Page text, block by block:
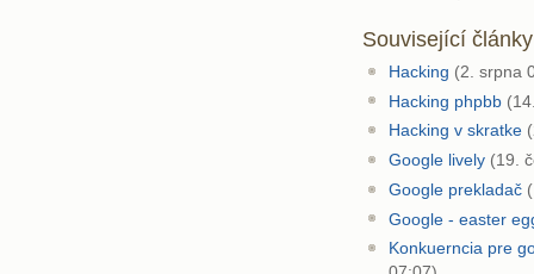
Související články
Hacking (2. srpna
Hacking phpbb
Hacking v skratke
Google lively(19.
Google prekladač
Google - easter
Konkuerncia pre